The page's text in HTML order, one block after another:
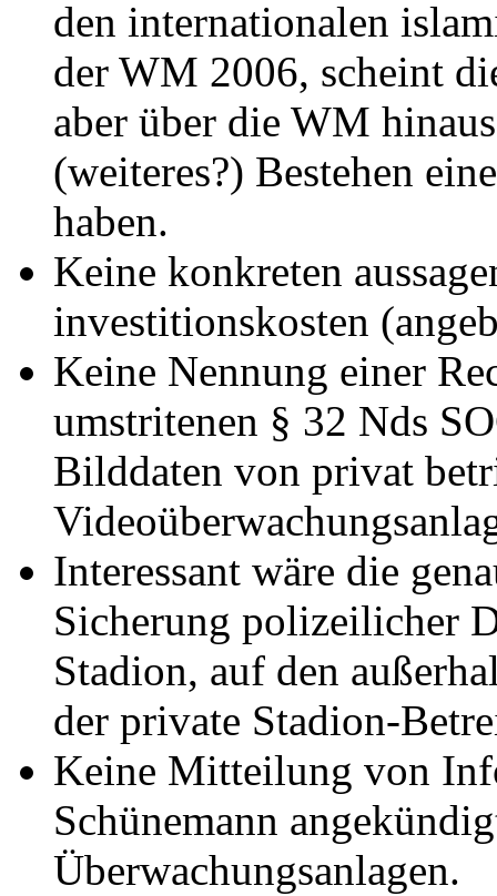
den internationalen
der WM 2006, scheint
aber über die WM
(weiteres?) Bestehen
haben.
Keine konkreten
investitionskosten
Keine Nennung einer
umstritenen § 32 Nds
Bilddaten von privat
Interessant wäre die
Sicherung polizeilicher
Stadion, auf den
der private Stadion-
Keine Mitteilung von
Schünemann
Überwachungsanlagen.